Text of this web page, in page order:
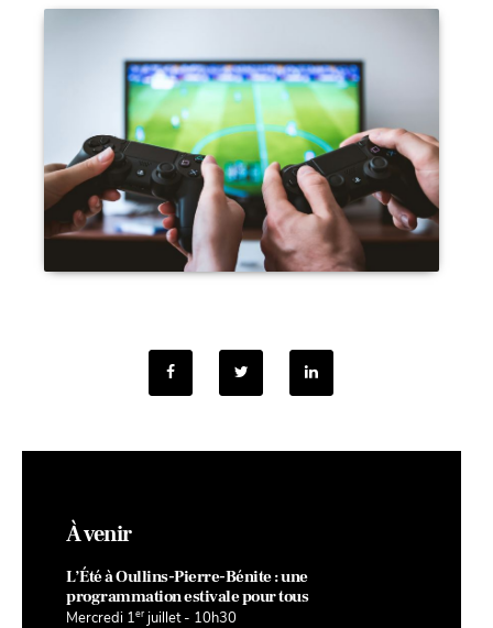
À venir
L’Été à Oullins-Pierre-Bénite : une
programmation estivale pour tous
Mercredi 1er juillet - 10h30